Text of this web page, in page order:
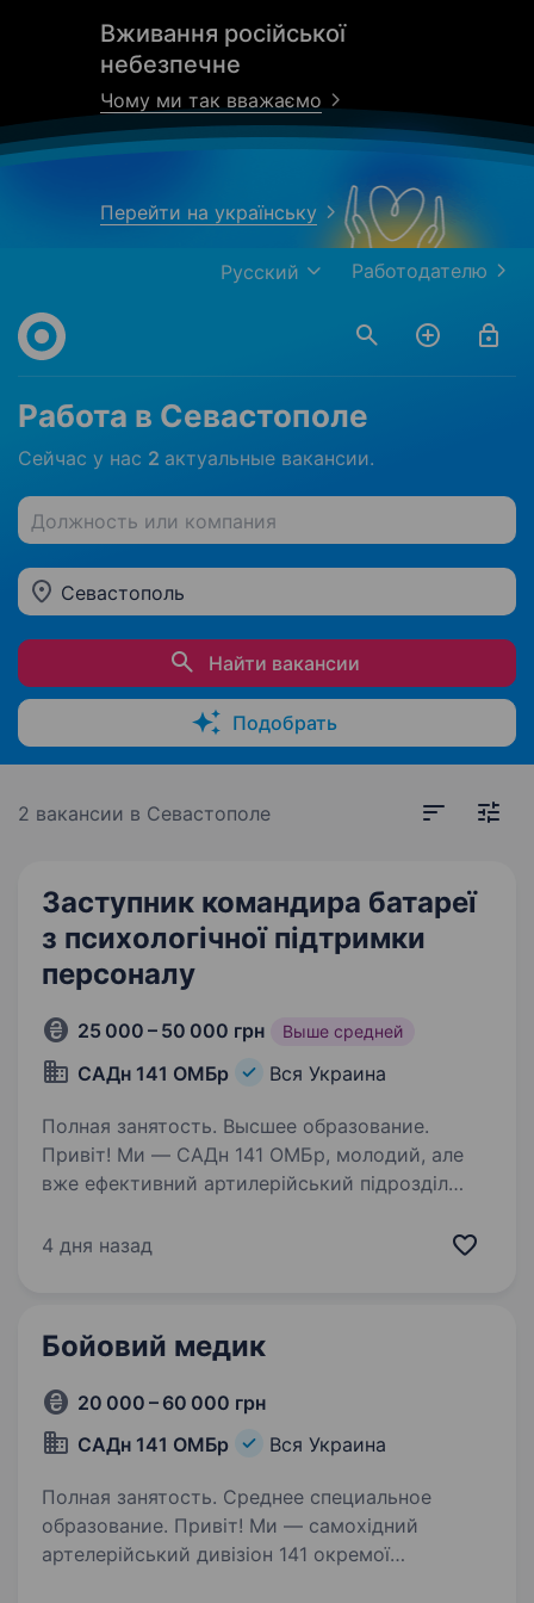
Вживання російської
небезпечне
Чому ми так вважаємо
Перейти на українську
Работодателю
Русский
Работа в Севастополе
Сейчас у нас 2 актуальные вакансии.
Должность или компания
Севастополь
Найти вакансии
Подобрать
2 вакансии в Севастополе
Заступник командира батареї
з психологічної підтримки
персоналу
25 000 – 50 000 грн Выше средней
САДн 141 ОМБр Вся Украина
Полная занятость. Высшее образование.
Привіт! Ми — САДн 141 ОМБр, молодий, але
вже ефективний артилерійський підрозділ
знищувати ворога найсучаснішими методами,
4 дня назад
Бойовий медик
20 000 – 60 000 грн
САДн 141 ОМБр
Вся Украина
Полная занятость. Среднее специальное
образование. Привіт! Ми — самохідний
артелерійський дивізіон 141 окремої